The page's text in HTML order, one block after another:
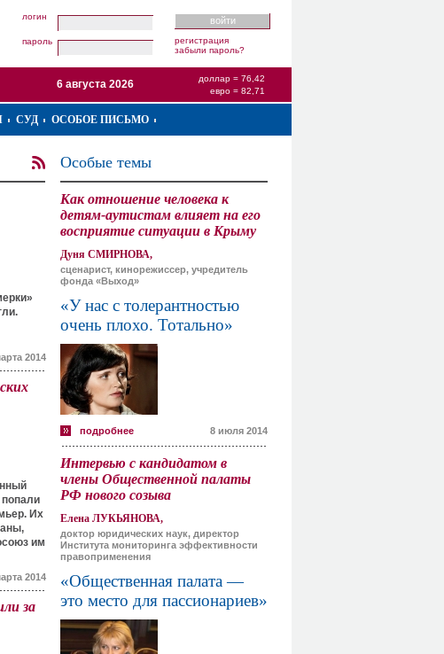
логин
пароль
регистрация
забыли пароль?
доллар = 76,42
евро = 82,71
6 августа 2026
СУД ОСОБОЕ ПИСЬМО
2014
Их
им
2014
за
Особые темы
Как отношение человека к
детям-аутистам влияет на его
восприятие ситуации в Крыму
Дуня СМИРНОВА,
сценарист, кинорежиссер, учредитель
фонда «Выход»
«У нас с толерантностью
очень плохо. Тотально»
подробнее 8 июля 2014
Интервью с кандидатом в
члены Общественной палаты
РФ нового созыва
Елена ЛУКЬЯНОВА,
доктор юридических наук, директор
Института мониторинга эффективности
правоприменения
«Общественная палата —
это место для пассионариев»